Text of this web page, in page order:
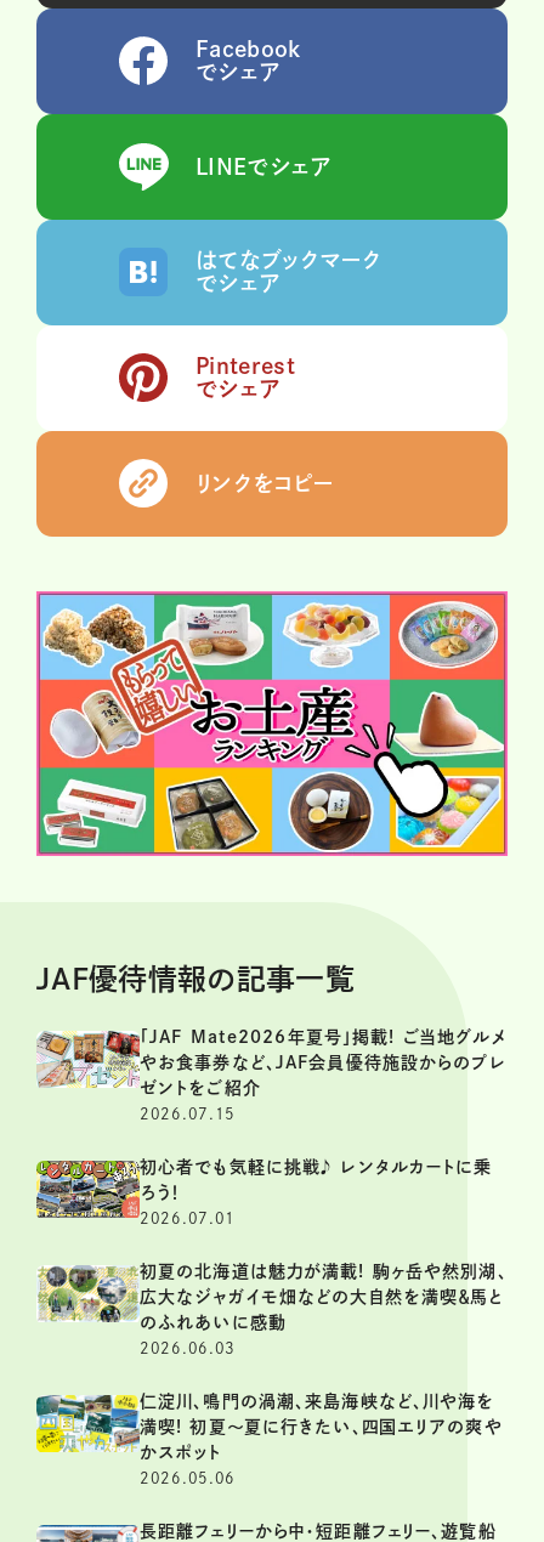
Facebook
でシェア
LINEでシェア
はてなブックマーク
でシェア
Pinterest
でシェア
リンクをコピー
JAF優待情報の記事一覧
「JAF Mate2026年夏号」掲載! ご当地グルメ
やお食事券など、JAF会員優待施設からのプレ
ゼントをご紹介
2026.07.15
初心者でも気軽に挑戦♪ レンタルカートに乗
ろう！
2026.07.01
初夏の北海道は魅力が満載! 駒ヶ岳や然別湖、
広大なジャガイモ畑などの大自然を満喫＆馬と
のふれあいに感動
2026.06.03
仁淀川、鳴門の渦潮、来島海峡など、川や海を
満喫! 初夏～夏に行きたい、四国エリアの爽や
かスポット
2026.05.06
長距離フェリーから中・短距離フェリー、遊覧船